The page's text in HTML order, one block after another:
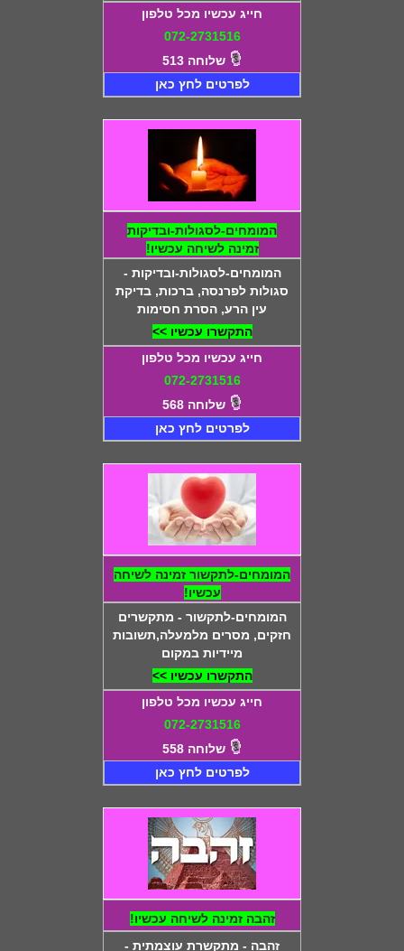
חייג עכשיו מכל טלפון
072-2731516
שלוחה 513
לפרטים לחץ כאן
המומחים-לסגולות-ובדיקות
זמינה לשיחה עכשיו!
המומחים-לסגולות-ובדיקות -
סגולות לפרנסה, ברכות, בדיקת
עין הרע, הסרת חסימות
התקשרו עכשיו >>
חייג עכשיו מכל טלפון
072-2731516
שלוחה 568
לפרטים לחץ כאן
המומחים-לתקשור זמינה לשיחה
עכשיו!
המומחים-לתקשור - מתקשרים
חזקים, מסרים מלמעלה,תשובות
מיידיות במקום
התקשרו עכשיו >>
חייג עכשיו מכל טלפון
072-2731516
שלוחה 558
לפרטים לחץ כאן
זהבה זמינה לשיחה עכשיו!
זהבה - מתקשרת עוצמתית -